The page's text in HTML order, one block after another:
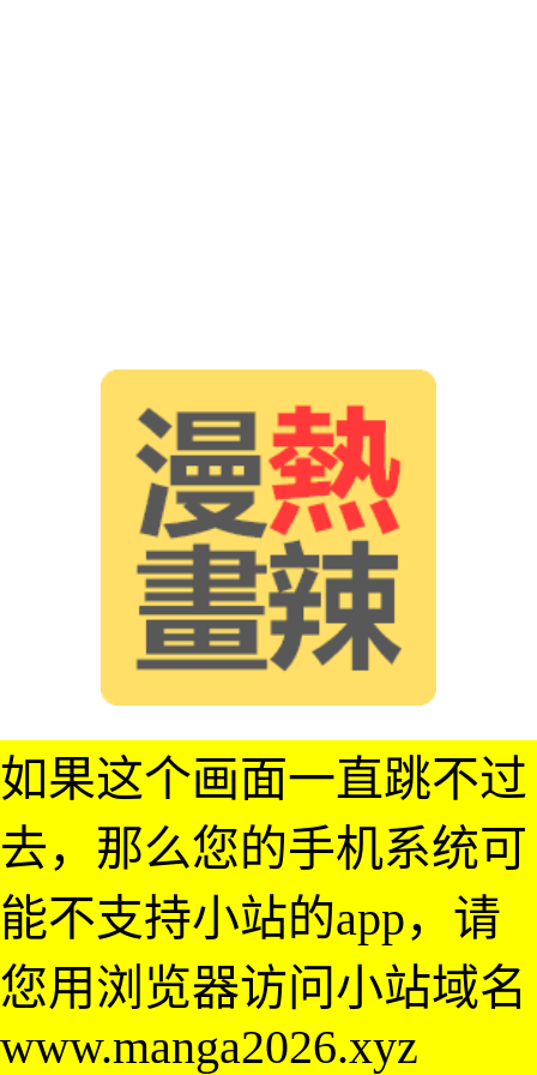
如果这个画面一直跳不过
去，那么您的手机系统可
能不支持小站的app，请
您用浏览器访问小站域名
www.manga2026.xyz